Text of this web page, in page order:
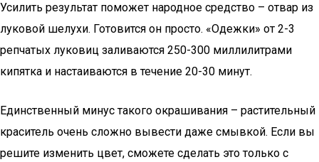
Усилить результат поможет народное средство – отвар из
луковой шелухи. Готовится он просто. «Одежки» от 2-3
репчатых луковиц заливаются 250-300 миллилитрами
кипятка и настаиваются в течение 20-30 минут.
Единственный минус такого окрашивания – растительный
краситель очень сложно вывести даже смывкой. Если вы
решите изменить цвет, сможете сделать это только с